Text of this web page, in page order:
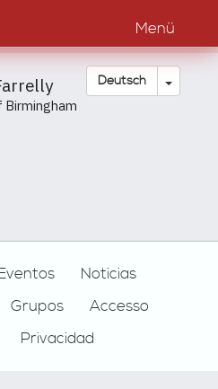
Menü
Deutsch
Birmingham
Noticias
Grupos
Accesso
Privacidad